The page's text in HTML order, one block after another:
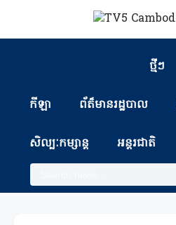
ថ្មីៗ
កីឡា ព័ត៏មានរដ្ឋបាល
សិល្បៈកម្សាន្ត អន្តរជាតិ